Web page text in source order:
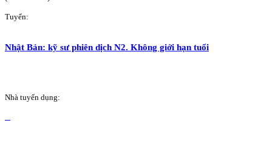
Tuyển:
Nhật Bản: kỹ sư phiên dịch N2. Không giới hạn tuổi
Nhà tuyển dụng: